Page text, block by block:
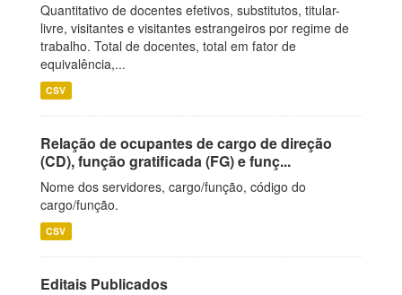
Quantitativo de docentes efetivos, substitutos, titular-
livre, visitantes e visitantes estrangeiros por regime de
trabalho. Total de docentes, total em fator de
equivalência,...
CSV
Relação de ocupantes de cargo de direção
(CD), função gratificada (FG) e funç...
Nome dos servidores, cargo/função, código do
cargo/função.
CSV
Editais Publicados